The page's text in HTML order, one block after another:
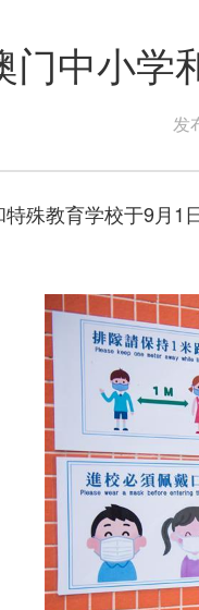
门中小学
发
教育学校于9月1